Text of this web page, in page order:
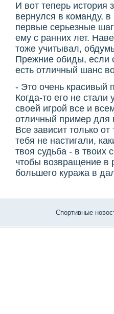
И вот теперь история
вернулся в команду,
первые серьезные
ему с ранних лет.
тоже учитывал,
Прежние обиды, если
есть отличный шанс
- Это очень красивый
Когда-то его не
своей игрой все и
отличный пример для
Все зависит только
тебя не настигали,
твоя судьба - в
чтобы возвращение в
большего куража в
Спортивные